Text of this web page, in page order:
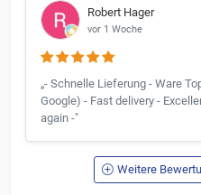
Robert Hager
vor 1 Woche
„- Schnelle Lieferung - Ware
Google) - Fast delivery -
again -"
Weitere